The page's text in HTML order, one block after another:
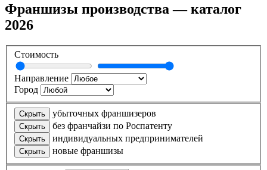
Франшизы производства — каталог
2026
Стоимость
Направление
Город
Скрыть убыточных франшизеров
Скрыть без франчайзи по Роспатенту
Скрыть индивидуальных предпринимателей
Скрыть новые франшизы